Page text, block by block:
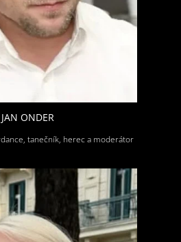
JAN ONDER
tanečník, herec a moderátor